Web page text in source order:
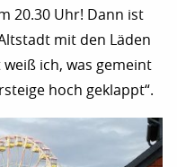
20.30 Uhr! Dann ist
mit den Läden
ich, was gemeint
hoch geklappt“.